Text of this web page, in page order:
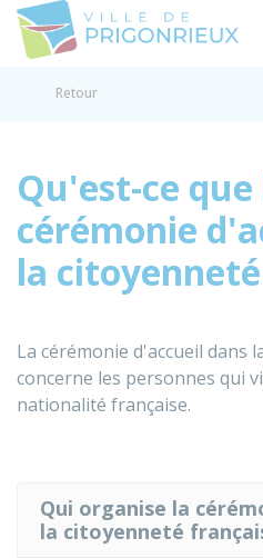
Retour
Qu'est-ce que
cérémonie
la
La cérémonie d'accueil dans
concerne les personnes qui
nationalité française.
Qui organise la
la citoyenneté